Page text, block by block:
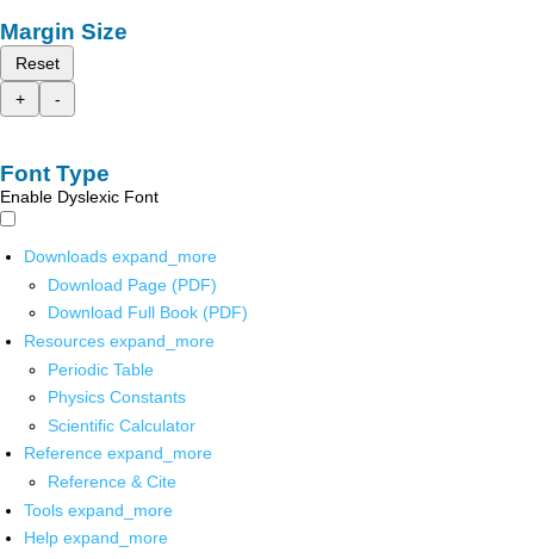
Margin Size
Reset
+
-
Font Type
Enable Dyslexic Font
Downloads expand_more
Download Page (PDF)
Download Full Book (PDF)
Resources expand_more
Periodic Table
Physics Constants
Scientific Calculator
Reference expand_more
Reference & Cite
Tools expand_more
Help expand_more